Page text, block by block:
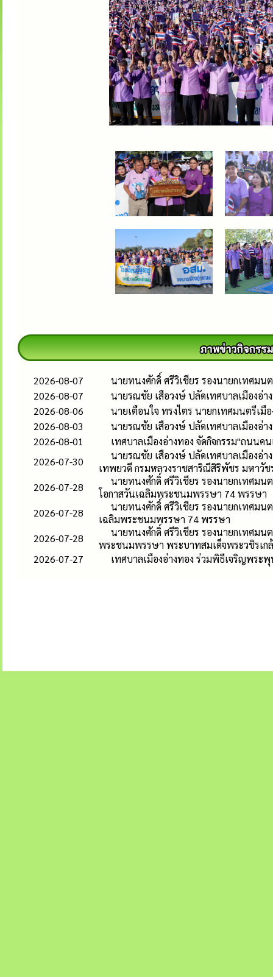
2026-08-07
นายทนงศักดิ์ ศรีวิเชียร รองนายกเทศมน
2026-08-07
นายรณชัย เสือวงษ์ ปลัดเทศบาลเมืองอ่
2026-08-06
นายเตือนใจ ทรงไตร นายกเทศมนตรีเมื
2026-08-03
นายรณชัย เสือวงษ์ ปลัดเทศบาลเมืองอ่า
2026-08-01
เทศบาลเมืองอ่างทอง จัดกิจกรรม"ถนนค
2026-07-30
นายรณชัย เสือวงษ์ ปลัดเทศบาลเมืองอ่
เทพยวดี กรมหลวงราชสาริณีสิริพัชร มหาวัช
2026-07-28
นายทนงศักดิ์ ศรีวิเชียร รองนายกเทศม
โอกาสวันเฉลิมพระชนมพรรษา 74 พรรษา
2026-07-28
นายทนงศักดิ์ ศรีวิเชียร รองนายกเทศมน
เฉลิมพระชนมพรรษา 74 พรรษา
2026-07-28
นายทนงศักดิ์ ศรีวิเชียร รองนายกเทศม
พระชนมพรรษา พระบาทสมเด็จพระวชิรเก
2026-07-27
เทศบาลเมืองอ่างทอง ร่วมพิธีเจริญพระ